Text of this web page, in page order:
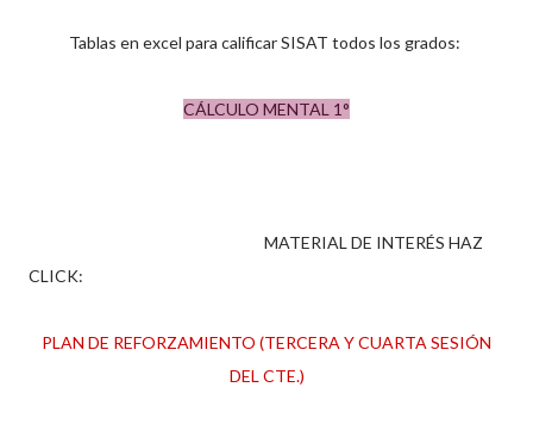
Tablas en excel para calificar SISAT todos los grados:
CÁLCULO MENTAL 1°
MATERIAL DE INTERÉS HAZ
CLICK:
PLAN DE REFORZAMIENTO (TERCERA Y CUARTA SESIÓN
DEL CTE.)